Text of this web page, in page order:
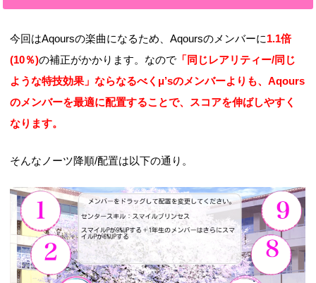
今回はAqoursの楽曲になるため、Aqoursのメンバーに1.1倍
(10％)の補正がかかります。なので 「同じレアリティー/同じ
ような特技効果」ならなるべくμ’sのメンバーよりも、Aqours
のメンバーを最適に配置することで、スコアを伸ばしやすく
なります。
そんなノーツ降順/配置は以下の通り。